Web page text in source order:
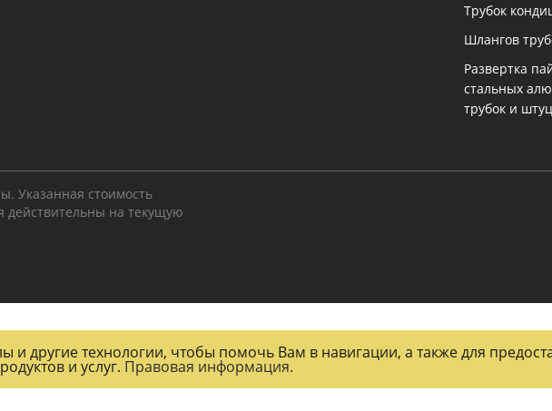
Трубок
Шлангов
Развертка
стальных
трубок и
Указанная стоимость
действительны на текущую
и другие технологии, чтобы помочь Вам в навигации, а также для
и услуг. Правовая информация.